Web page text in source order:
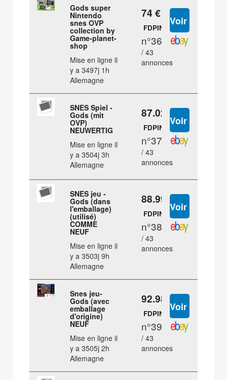
Gods super
Nintendo
snes OVP
collection by
Game-planet-
shop
Mise en ligne il
y a 3497j 1h
Allemagne
74 €
FDPIN
n°36
/ 43
annonces
SNES Spiel -
Gods (mit
OVP)
NEUWERTIG
Mise en ligne il
y a 3504j 3h
Allemagne
87.02 €
FDPIN
n°37
/ 43
annonces
SNES jeu -
Gods (dans
l'emballage)
(utilisé)
COMME
NEUF
Mise en ligne il
y a 3503j 9h
Allemagne
88.99 €
FDPIN
n°38
/ 43
annonces
Snes jeu-
Gods (avec
emballage
d'origine)
NEUF
Mise en ligne il
y a 3505j 2h
Allemagne
92.98 €
FDPIN
n°39
/ 43
annonces